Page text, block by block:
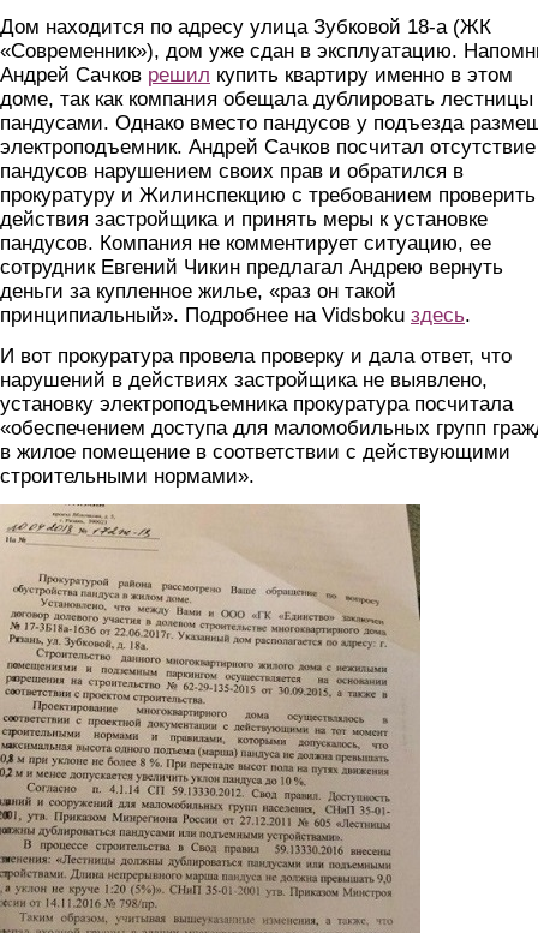
Дом находится по адресу улица Зубковой 18-а (ЖК
«Современник»), дом уже сдан в эксплуатацию.
Андрей Сачков решил купить квартиру именно в этом
доме, так как компания обещала дублировать лестницы
пандусами. Однако вместо пандусов у подъезда
электроподъемник. Андрей Сачков посчитал отсутствие
пандусов нарушением своих прав и обратился в
прокуратуру и Жилинспекцию с требованием проверить
действия застройщика и принять меры к установке
пандусов. Компания не комментирует ситуацию, ее
сотрудник Евгений Чикин предлагал Андрею вернуть
деньги за купленное жилье, «раз он такой
принципиальный». Подробнее на Vidsboku здесь.
И вот прокуратура провела проверку и дала ответ, что
нарушений в действиях застройщика не выявлено,
установку электроподъемника прокуратура посчитала
«обеспечением доступа для маломобильных групп
в жилое помещение в соответствии с действующими
строительными нормами».
1.jpg